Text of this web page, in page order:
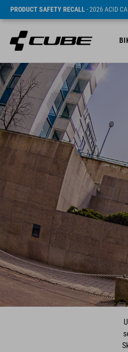
PRODUCT SAFETY RECALL- 2026 ACID